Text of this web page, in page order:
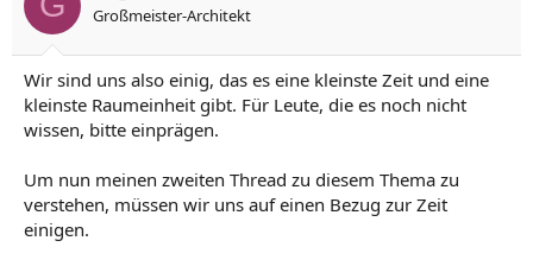
Großmeister-Architekt
Wir sind uns also einig, das es eine kleinste Zeit und eine
kleinste Raumeinheit gibt. Für Leute, die es noch nicht
wissen, bitte einprägen.
Um nun meinen zweiten Thread zu diesem Thema zu
verstehen, müssen wir uns auf einen Bezug zur Zeit
einigen.